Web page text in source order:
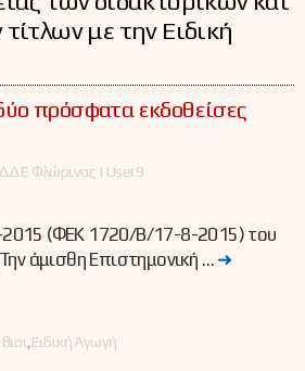
με την Ειδική
πρόσφατα εκδοθείσες
ΔΔΕ Φλώρινας | User9
(ΦΕΚ 1720/Β/17-8-2015) του
άμισθη Επιστημονική … ➜
,Ειδική Αγωγή